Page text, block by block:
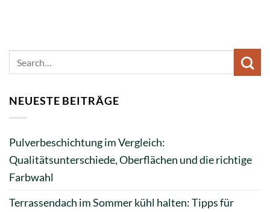
NEUESTE BEITRÄGE
Pulverbeschichtung im Vergleich:
Qualitätsunterschiede, Oberflächen und die richtige
Farbwahl
Terrassendach im Sommer kühl halten: Tipps für